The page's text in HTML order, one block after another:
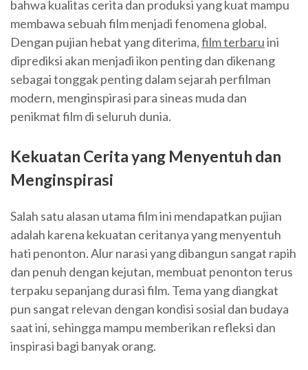
bahwa kualitas cerita dan produksi yang kuat mampu
membawa sebuah film menjadi fenomena global.
Dengan pujian hebat yang diterima,film terbaruini
diprediksi akan menjadi ikon penting dan dikenang
sebagai tonggak penting dalam sejarah perfilman
modern, menginspirasi para sineas muda dan
penikmat film di seluruh dunia.
Kekuatan Cerita yang Menyentuh dan
Menginspirasi
Salah satu alasan utama film ini mendapatkan pujian
adalah karena kekuatan ceritanya yang menyentuh
hati penonton. Alur narasi yang dibangun sangat rapih
dan penuh dengan kejutan, membuat penonton terus
terpaku sepanjang durasi film. Tema yang diangkat
pun sangat relevan dengan kondisi sosial dan budaya
saat ini, sehingga mampu memberikan refleksi dan
inspirasi bagi banyak orang.